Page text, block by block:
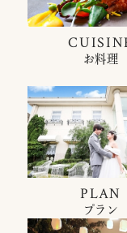
お料理
PLAN
プラン